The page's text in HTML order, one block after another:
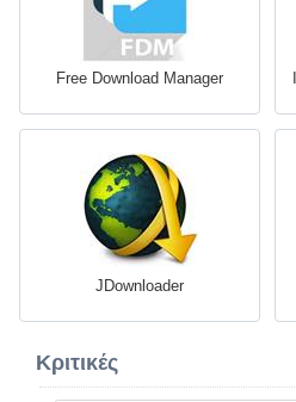
Free Download Manager
JDownloader
Κριτικές